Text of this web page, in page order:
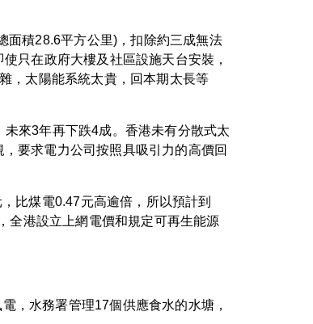
面積28.6平方公里)，扣除約三成無法
只在政府大樓及社區設施天台安裝，
，太陽能系統太貴，回本期太長等
來3年再下跌4成。香港未有分散式太
要求電力公司按照具吸引力的高價回
比煤電0.47元高逾倍，所以預計到
全港設立上網電價和規定可再生能源
，水務署管理17個供應食水的水塘，